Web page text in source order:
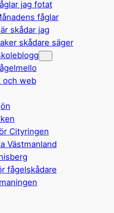
jag fotat
fåglar
skådar jag
skådare säger
och web
Cityringen
Västmanland
fågelskådare